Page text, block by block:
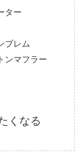
ター
ブレム
ンマフラー
くなる